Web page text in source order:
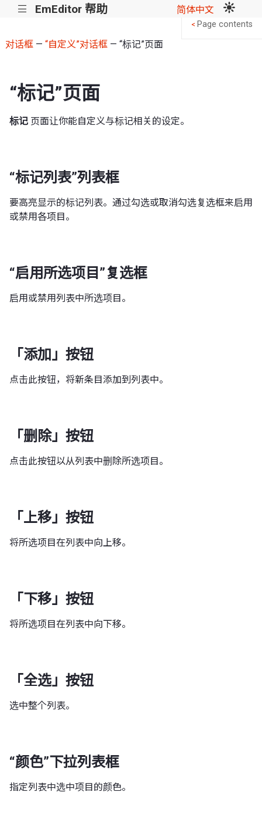
||| EmEditor 帮助 简体中文
对话框— “自定义”对话框— “标记”页面
“标记”页面
标记 页面让你能自定义与标记相关的设定。
“标记列表”列表框
要高亮显示的标记列表。通过勾选或取消勾选复选框来启用
或禁用各项目。
“启用所选项目”复选框
启用或禁用列表中所选项目。
「添加」按钮
点击此按钮，将新条目添加到列表中。
「删除」按钮
点击此按钮以从列表中删除所选项目。
「上移」按钮
将所选项目在列表中向上移。
「下移」按钮
将所选项目在列表中向下移。
「全选」按钮
选中整个列表。
“颜色”下拉列表框
指定列表中选中项目的颜色。
< Page contents